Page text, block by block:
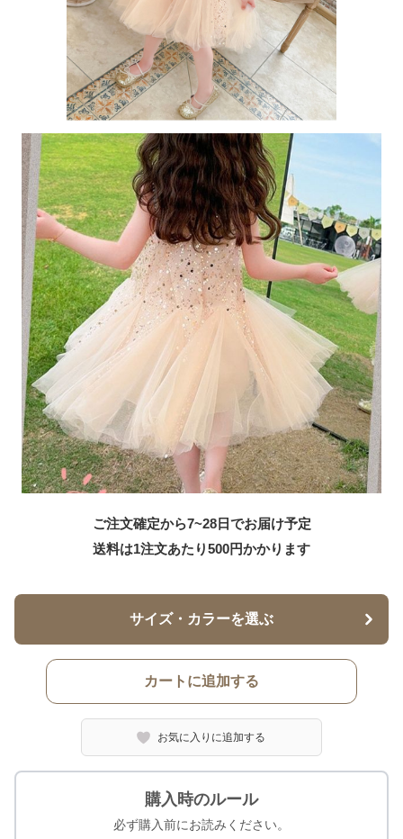
ご注文確定から7~28日でお届け予定
送料は1注文あたり500円かかります
サイズ・カラーを選ぶ
カートに追加する
お気に入りに追加する
購入時のルール
必ず購入前にお読みください。